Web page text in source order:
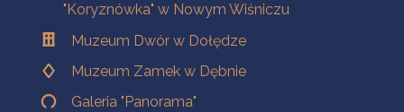
"Koryznówka" w Nowym Wiśniczu
Muzeum Dwór w Dołędze
Muzeum Zamek w Dębnie
Galeria "Panorama"